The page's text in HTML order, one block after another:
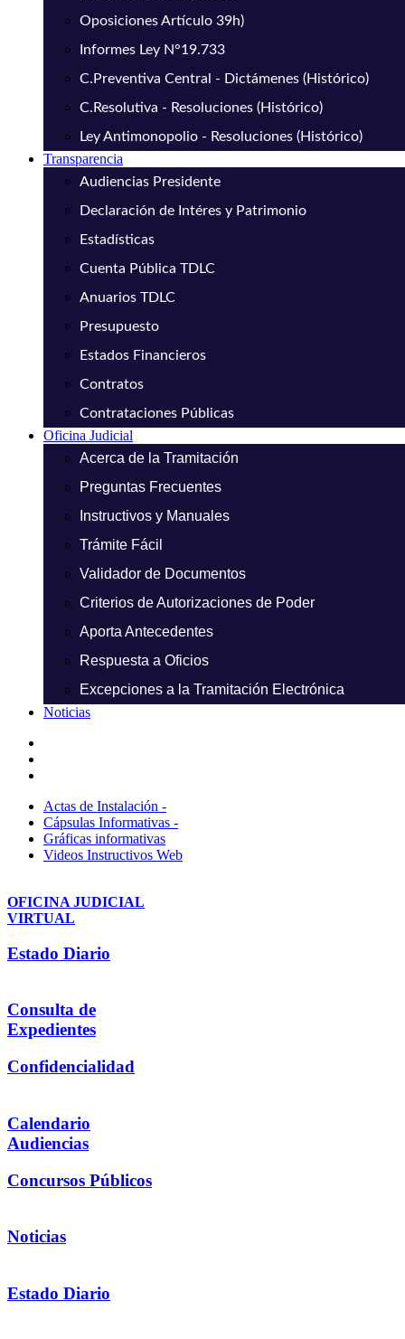
Oposiciones Artículo 39h)
Informes Ley N°19.733
C.Preventiva Central - Dictámenes (Histórico)
C.Resolutiva - Resoluciones (Histórico)
Ley Antimonopolio - Resoluciones (Histórico)
Transparencia
Audiencias Presidente
Declaración de Intéres y Patrimonio
Estadísticas
Cuenta Pública TDLC
Anuarios TDLC
Presupuesto
Estados Financieros
Contratos
Contrataciones Públicas
Oficina Judicial
Acerca de la Tramitación
Preguntas Frecuentes
Instructivos y Manuales
Trámite Fácil
Validador de Documentos
Criterios de Autorizaciones de Poder
Aporta Antecedentes
Respuesta a Oficios
Excepciones a la Tramitación Electrónica
Noticias
Actas de Instalación -
Cápsulas Informativas -
Gráficas informativas
Videos Instructivos Web
OFICINA JUDICIAL
VIRTUAL
Estado Diario
Consulta de
Expedientes
Confidencialidad
Calendario
Audiencias
Concursos Públicos
Noticias
Estado Diario